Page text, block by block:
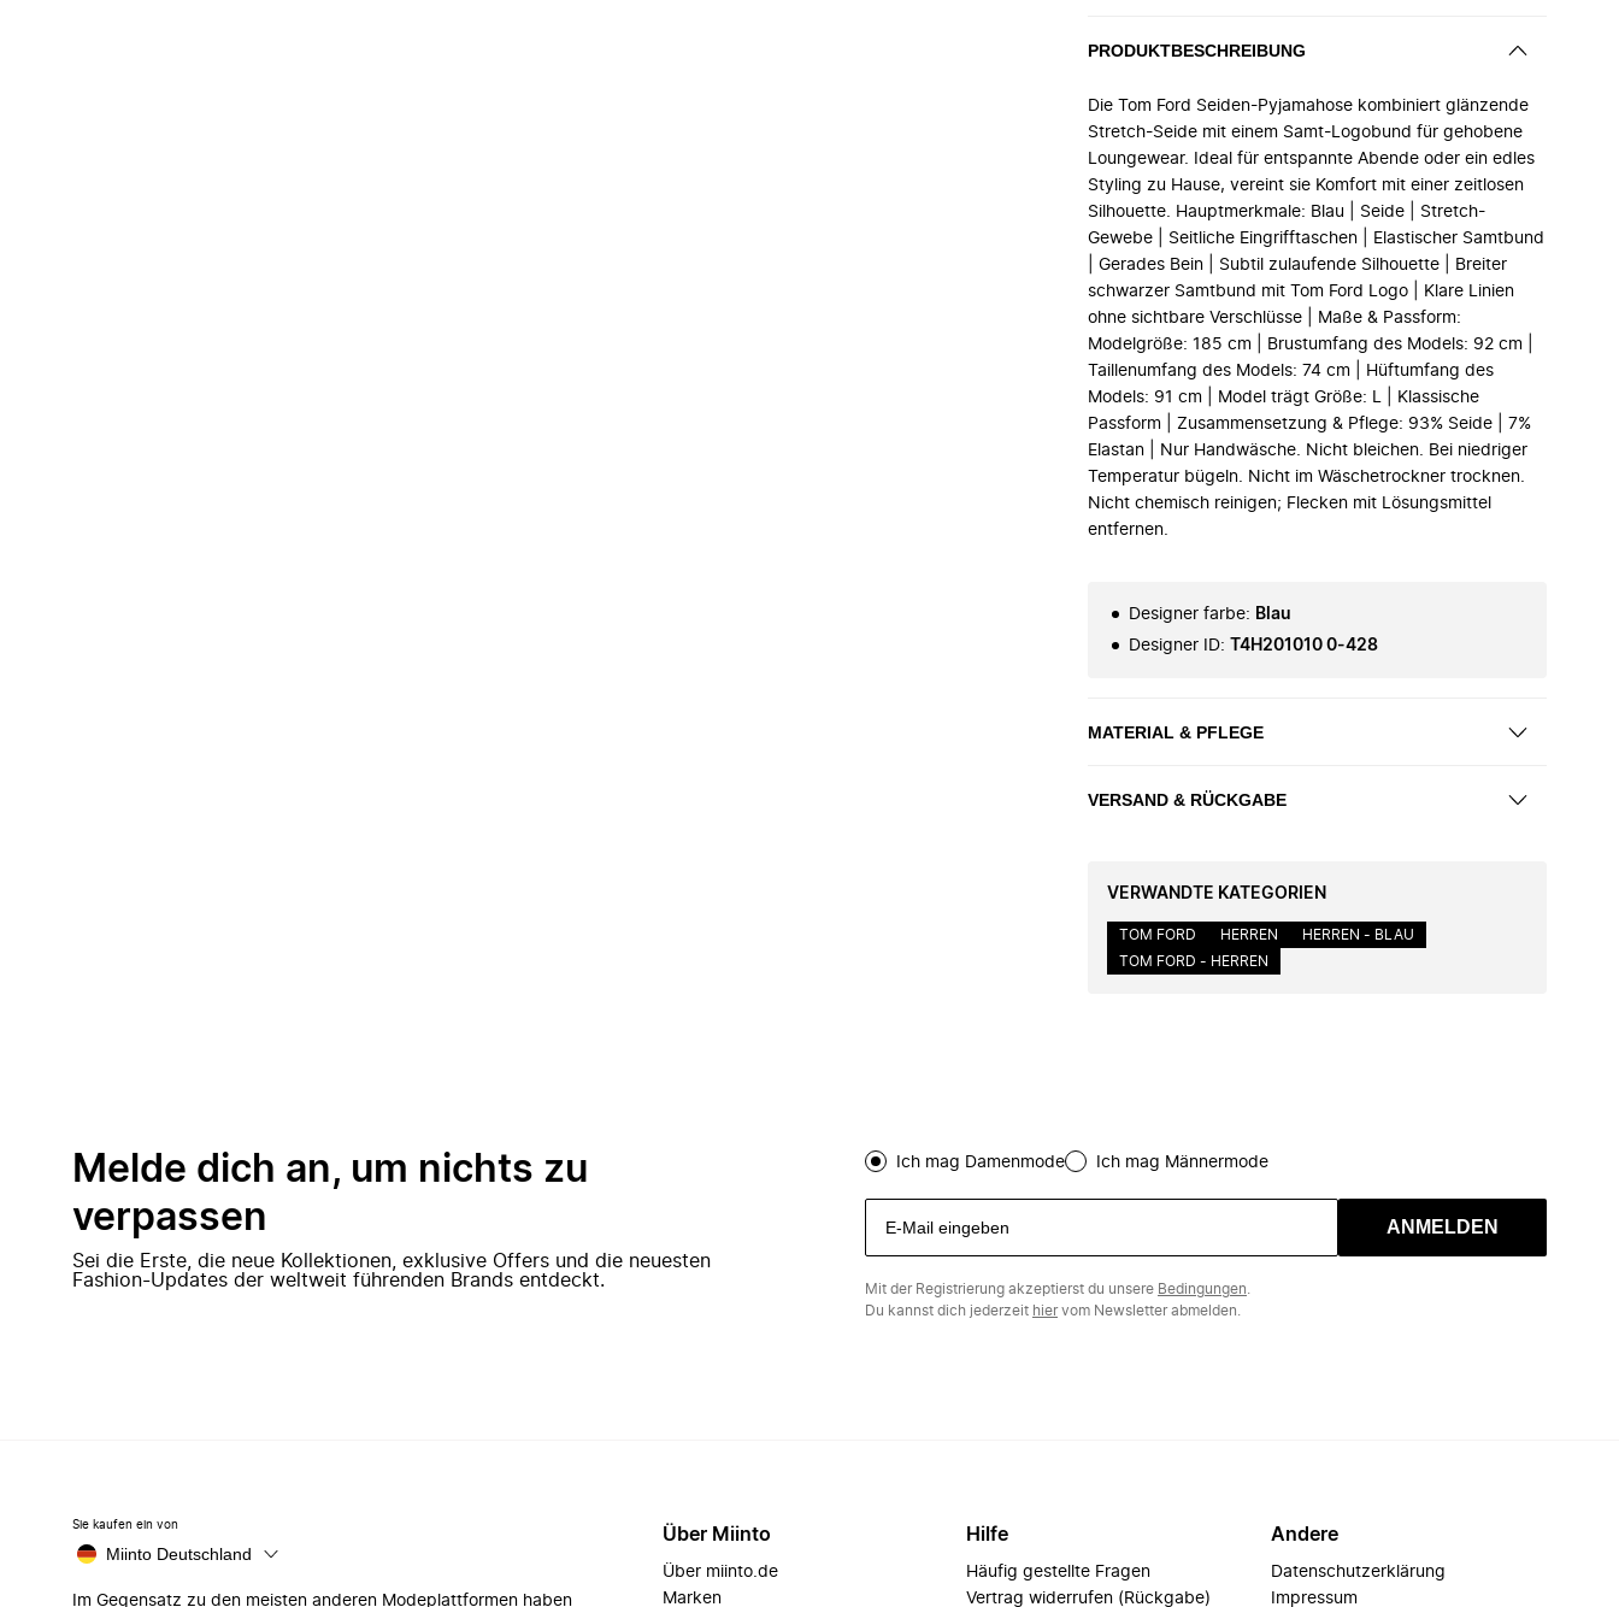
PRODUKTBESCHREIBUNG
Die Tom Ford Seiden-Pyjamahose kombiniert glänzende
Stretch-Seide mit einem Samt-Logobund für gehobene
Loungewear. Ideal für entspannte Abende oder ein edles
Styling zu Hause, vereint sie Komfort mit einer zeitlosen
Silhouette. Hauptmerkmale: Blau | Seide | Stretch-
Gewebe | Seitliche Eingrifftaschen | Elastischer Samtbund
| Gerades Bein | Subtil zulaufende Silhouette | Breiter
schwarzer Samtbund mit Tom Ford Logo | Klare Linien
ohne sichtbare Verschlüsse | Maße & Passform:
Modelgröße: 185 cm | Brustumfang des Models: 92 cm |
Taillenumfang des Models: 74 cm | Hüftumfang des
Models: 91 cm | Model trägt Größe: L | Klassische
Passform | Zusammensetzung & Pflege: 93% Seide | 7%
Elastan | Nur Handwäsche. Nicht bleichen. Bei niedriger
Temperatur bügeln. Nicht im Wäschetrockner trocknen.
Nicht chemisch reinigen; Flecken mit Lösungsmittel
entfernen.
Designer farbe: Blau
Designer ID: T4H201010 0-428
MATERIAL & PFLEGE
VERSAND & RÜCKGABE
VERWANDTE KATEGORIEN
TOM FORD HERREN
HERREN - BLAU
TOM FORD - HERREN
Melde dich an, um nichts zu
verpassen
Sei die Erste, die neue Kollektionen, exklusive Offers und die neuesten
Fashion-Updates der weltweit führenden Brands entdeckt.
Ich mag Damenmode Ich mag Männermode
ANMELDEN
Mit der Registrierung akzeptierst du unsere Bedingungen
Du kannst dich jederzeit hiervom Newsletter abmelden.
Sie kaufen ein von
Miinto Deutschland
Im Gegensatz zu den meisten anderen Modeplattformen haben
Über Miinto
Über miinto.de
Marken
Hilfe
Häufig gestellte Fragen
Vertrag widerrufen (Rückgabe)
Andere
Datenschutzerklärung
Impressum